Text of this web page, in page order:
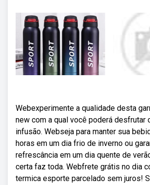
Webexperimente a qualidade desta
new com a qual você poderá desfrutar
infusão. Webseja para manter sua
horas em um dia frio de inverno ou
refrescância em um dia quente de
certa faz toda. Webfrete grátis no dia
termica esporte parcelado sem juros!